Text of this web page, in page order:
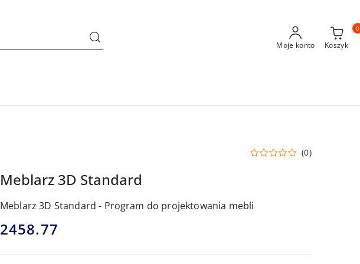
Moje konto Koszyk
0
(0)
Meblarz 3D Standard
Meblarz 3D Standard - Program do projektowania mebli
cena:
2458.77